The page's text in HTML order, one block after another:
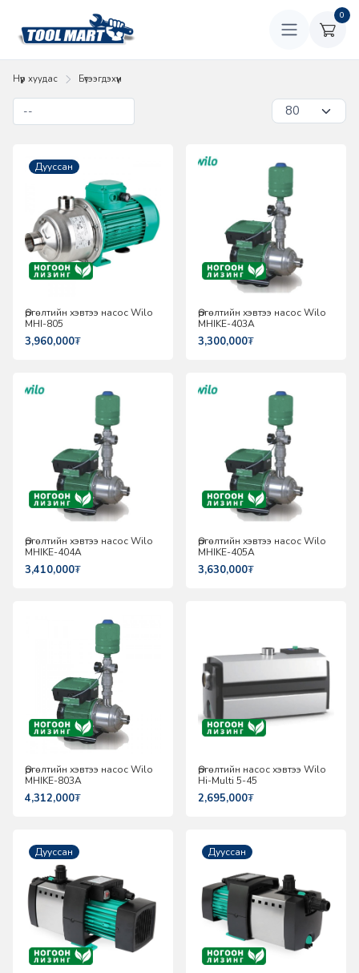
0
Нүүр хуудас Бүтээгдэхүүн
Дууссан
Өргөлтийн хэвтээ насос Wilo
MHI-805
3,960,000₮
Өргөлтийн хэвтээ насос Wilo
MHIKE-403A
3,300,000₮
Өргөлтийн хэвтээ насос Wilo
MHIKE-404A
3,410,000₮
Өргөлтийн хэвтээ насос Wilo
MHIKE-405A
3,630,000₮
Өргөлтийн хэвтээ насос Wilo
MHIKE-803A
4,312,000₮
Өргөлтийн насос хэвтээ Wilo
Hi-Multi 5-45
2,695,000₮
Дууссан Дууссан